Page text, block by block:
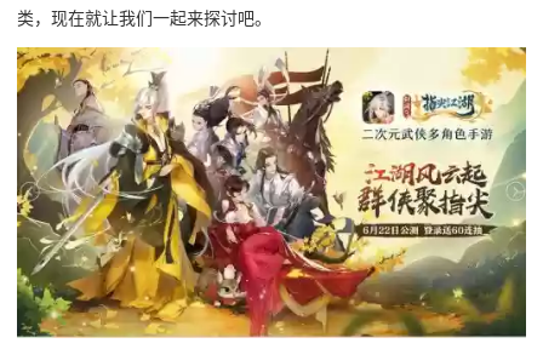
类，现在就让我们一起来探讨吧。